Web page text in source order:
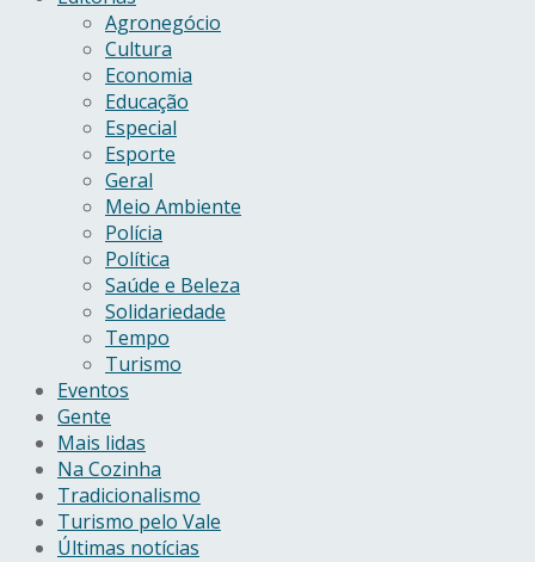
Agronegócio
Cultura
Economia
Educação
Especial
Esporte
Geral
Meio Ambiente
Polícia
Política
Saúde e Beleza
Solidariedade
Tempo
Turismo
Eventos
Gente
Mais lidas
Na Cozinha
Tradicionalismo
Turismo pelo Vale
Últimas notícias